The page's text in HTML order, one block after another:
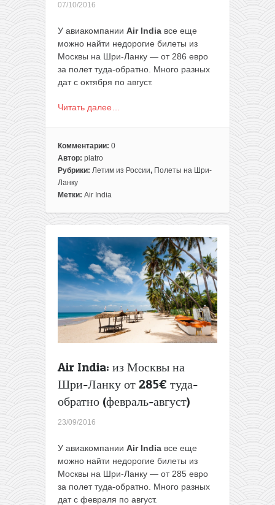
07/10/2016
У авиакомпании Air India все еще
можно найти недорогие билеты из
Москвы на Шри-Ланку — от 286 евро
за полет туда-обратно. Много разных
дат c октября по август.
Читать далее…
Комментарии: 0
Автор: piatro
Рубрики: Летим из России, Полеты на Шри-
Ланку
Метки: Air India
Air India: из Москвы на
Шри-Ланку от 285€ туда-
обратно (февраль-август)
23/09/2016
У авиакомпании Air India все еще
можно найти недорогие билеты из
Москвы на Шри-Ланку — от 285 евро
за полет туда-обратно. Много разных
дат c февраля по август.